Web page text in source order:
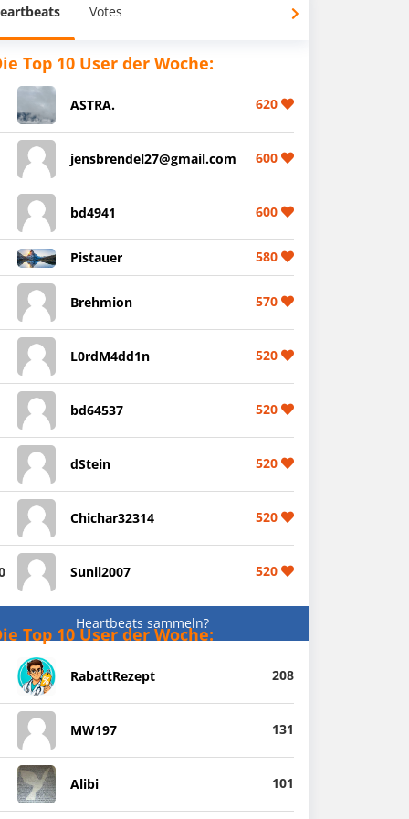
Votes
Top 10 User der Woche:
ASTRA. 620
jensbrendel27@gmail.com 600
bd4941 600
Pistauer 580
Brehmion 570
L0rdM4dd1n 520
bd64537 520
dStein 520
Chichar32314 520
Sunil2007 520
Heartbeats sammeln?
Top 10 User der Woche:
RabattRezept 208
MW197 131
Alibi 101